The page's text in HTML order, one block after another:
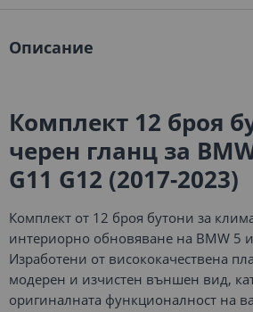
Описание
Комплект 12 броя
черен гланц за
G11 G12 (2017-2023)
Комплект от 12 броя бутони за
интериорно обновяване на BMW 5
Изработени от висококачествена
модерен и изчистен външен вид,
оригиналната функционалност на